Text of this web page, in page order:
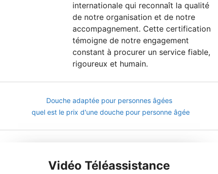
internationale qui reconnaît la qualité
de notre organisation et de notre
accompagnement. Cette certification
témoigne de notre engagement
constant à procurer un service fiable,
rigoureux et humain.
Douche adaptée pour personnes âgées
quel est le prix d'une douche pour personne âgée
Vidéo Téléassistance